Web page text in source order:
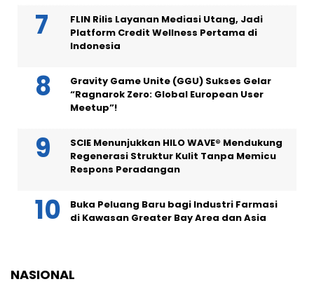
FLIN Rilis Layanan Mediasi Utang, Jadi
Platform Credit Wellness Pertama di
Indonesia
Gravity Game Unite (GGU) Sukses Gelar
“Ragnarok Zero: Global European User
Meetup”!
SCIE Menunjukkan HILO WAVE® Mendukung
Regenerasi Struktur Kulit Tanpa Memicu
Respons Peradangan
Buka Peluang Baru bagi Industri Farmasi
di Kawasan Greater Bay Area dan Asia
NASIONAL